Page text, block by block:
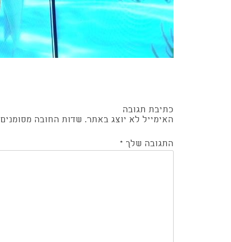
navigation
כתיבת תגובה
האימייל לא יוצג באתר. שדות החובה מסומנים
התגובה שלך *